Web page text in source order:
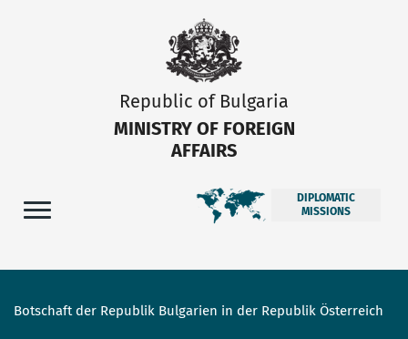
Republic of Bulgaria
MINISTRY OF FOREIGN
AFFAIRS
DIPLOMATIC
MISSIONS
Botschaft der Republik Bulgarien in der Republik Österreich